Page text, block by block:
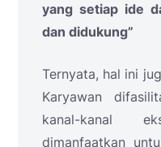
yang setiap ide
dan didukung”
Ternyata, hal ini
Karyawan
kanal-kanal
dimanfaatkan